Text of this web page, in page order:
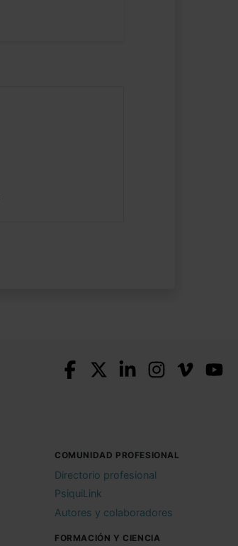
COMUNIDAD PROFESIONAL
Directorio profesional
PsiquiLink
Autores y colaboradores
FORMACIÓN Y CIENCIA